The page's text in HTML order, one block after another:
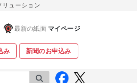
リューション
最新の紙面 マイページ
み 新聞のお申込み
検索